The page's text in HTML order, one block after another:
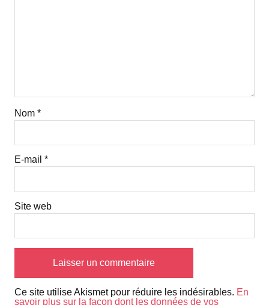
Nom *
E-mail *
Site web
Ce site utilise Akismet pour réduire les indésirables. En
savoir plus sur la façon dont les données de vos